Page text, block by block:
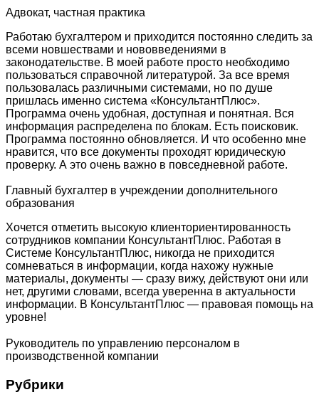
Адвокат, частная практика
Работаю бухгалтером и приходится постоянно следить за
всеми новшествами и нововведениями в
законодательстве. В моей работе просто необходимо
пользоваться справочной литературой. За все время
пользовалась различными системами, но по душе
пришлась именно система «КонсультантПлюс».
Программа очень удобная, доступная и понятная. Вся
информация распределена по блокам. Есть поисковик.
Программа постоянно обновляется. И что особенно мне
нравится, что все документы проходят юридическую
проверку. А это очень важно в повседневной работе.
Главный бухгалтер в учреждении дополнительного
образования
Хочется отметить высокую клиенториентированность
сотрудников компании КонсультантПлюс. Работая в
Системе КонсультантПлюс, никогда не приходится
сомневаться в информации, когда нахожу нужные
материалы, документы — сразу вижу, действуют они или
нет, другими словами, всегда уверенна в актуальности
информации. В КонсультантПлюс — правовая помощь на
уровне!
Руководитель по управлению персоналом в
производственной компании
Рубрики